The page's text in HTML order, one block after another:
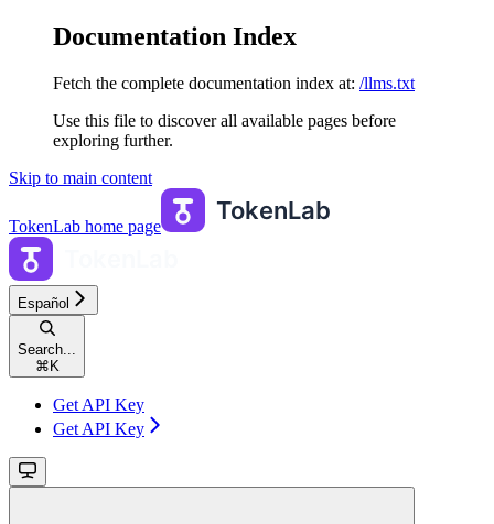
Documentation Index
Fetch the complete documentation index at: /llms.txt
Use this file to discover all available pages before
exploring further.
Skip to main content
TokenLab home page
Español
Search...
⌘ K
Get API Key
Get API Key